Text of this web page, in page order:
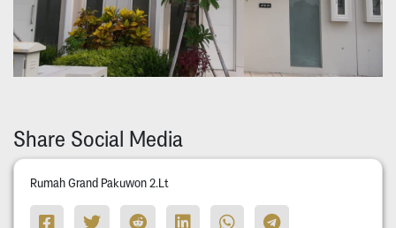
Share Social Media
Rumah Grand Pakuwon 2.Lt